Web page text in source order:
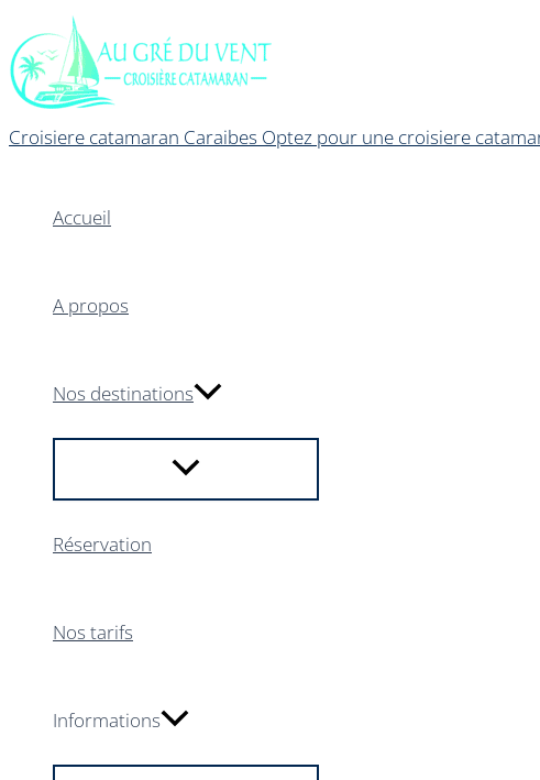
au
contenu
Croisiere catamaran Caraibes Optez pour une croisiere
Accueil
A propos
Nos destinations
Réservation
Nos tarifs
Informations